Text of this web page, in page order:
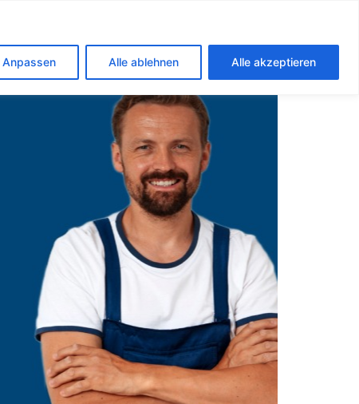
Anpassen Alle ablehnen Alle akzeptieren
Weinstrasse